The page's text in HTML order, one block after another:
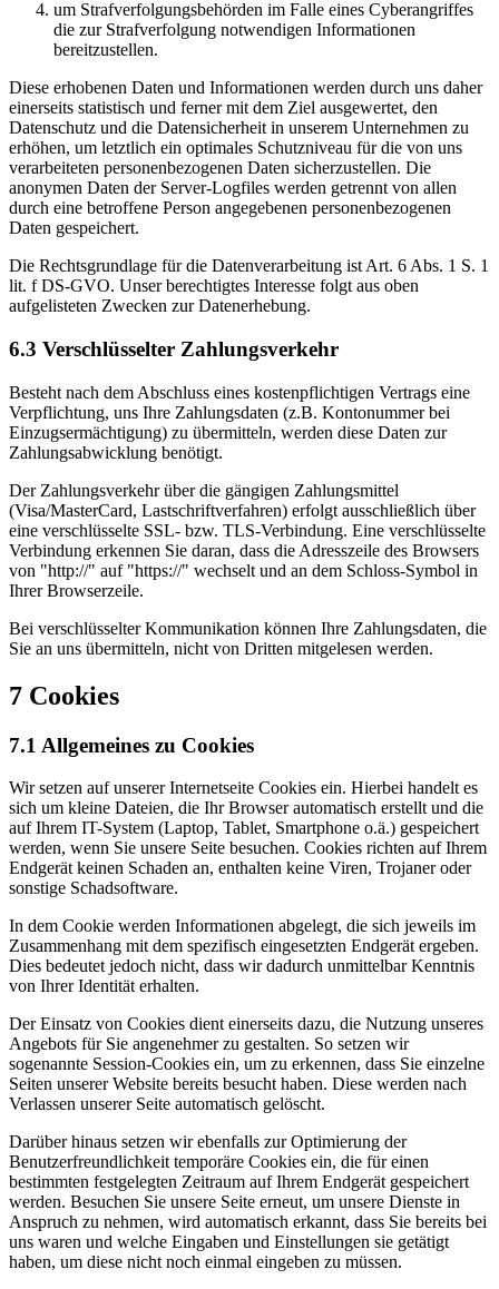
um Strafverfolgungsbehörden im Falle eines Cyberangriffes
die zur Strafverfolgung notwendigen Informationen
bereitzustellen.
Diese erhobenen Daten und Informationen werden durch uns daher
einerseits statistisch und ferner mit dem Ziel ausgewertet, den
Datenschutz und die Datensicherheit in unserem Unternehmen zu
erhöhen, um letztlich ein optimales Schutzniveau für die von uns
verarbeiteten personenbezogenen Daten sicherzustellen. Die
anonymen Daten der Server-Logfiles werden getrennt von allen
durch eine betroffene Person angegebenen personenbezogenen
Daten gespeichert.
Die Rechtsgrundlage für die Datenverarbeitung ist Art. 6 Abs. 1 S. 1
lit. f DS-GVO. Unser berechtigtes Interesse folgt aus oben
aufgelisteten Zwecken zur Datenerhebung.
6.3 Verschlüsselter Zahlungsverkehr
Besteht nach dem Abschluss eines kostenpflichtigen Vertrags eine
Verpflichtung, uns Ihre Zahlungsdaten (z.B. Kontonummer bei
Einzugsermächtigung) zu übermitteln, werden diese Daten zur
Zahlungsabwicklung benötigt.
Der Zahlungsverkehr über die gängigen Zahlungsmittel
(Visa/MasterCard, Lastschriftverfahren) erfolgt ausschließlich über
eine verschlüsselte SSL- bzw. TLS-Verbindung. Eine verschlüsselte
Verbindung erkennen Sie daran, dass die Adresszeile des Browsers
von "http://" auf "https://" wechselt und an dem Schloss-Symbol in
Ihrer Browserzeile.
Bei verschlüsselter Kommunikation können Ihre Zahlungsdaten, die
Sie an uns übermitteln, nicht von Dritten mitgelesen werden.
7 Cookies
7.1 Allgemeines zu Cookies
Wir setzen auf unserer Internetseite Cookies ein. Hierbei handelt es
sich um kleine Dateien, die Ihr Browser automatisch erstellt und die
auf Ihrem IT-System (Laptop, Tablet, Smartphone o.ä.) gespeichert
werden, wenn Sie unsere Seite besuchen. Cookies richten auf Ihrem
Endgerät keinen Schaden an, enthalten keine Viren, Trojaner oder
sonstige Schadsoftware.
In dem Cookie werden Informationen abgelegt, die sich jeweils im
Zusammenhang mit dem spezifisch eingesetzten Endgerät ergeben.
Dies bedeutet jedoch nicht, dass wir dadurch unmittelbar Kenntnis
von Ihrer Identität erhalten.
Der Einsatz von Cookies dient einerseits dazu, die Nutzung unseres
Angebots für Sie angenehmer zu gestalten. So setzen wir
sogenannte Session-Cookies ein, um zu erkennen, dass Sie einzelne
Seiten unserer Website bereits besucht haben. Diese werden nach
Verlassen unserer Seite automatisch gelöscht.
Darüber hinaus setzen wir ebenfalls zur Optimierung der
Benutzerfreundlichkeit temporäre Cookies ein, die für einen
bestimmten festgelegten Zeitraum auf Ihrem Endgerät gespeichert
werden. Besuchen Sie unsere Seite erneut, um unsere Dienste in
Anspruch zu nehmen, wird automatisch erkannt, dass Sie bereits bei
uns waren und welche Eingaben und Einstellungen sie getätigt
haben, um diese nicht noch einmal eingeben zu müssen.